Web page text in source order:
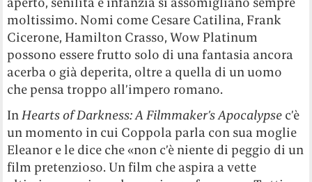
moltissimo. Nomi come Cesare Catilina, Frank
Cicerone, Hamilton Crasso, Wow Platinum
possono essere frutto solo di una fantasia ancora
acerba o già deperita, oltre a quella di un uomo
che pensa troppo all’impero romano.
InHearts of Darkness: A Filmmaker’s Apocalypse c’è
un momento in cui Coppola parla con sua moglie
Eleanor e le dice che «non c’è niente di peggio di un
film pretenzioso. Un film che aspira a vette